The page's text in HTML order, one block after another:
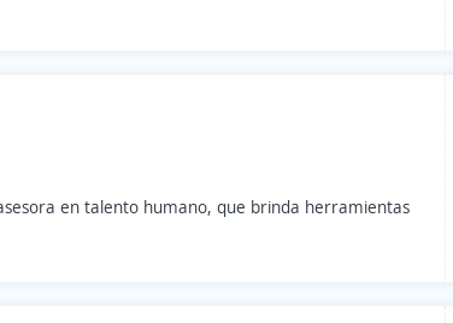
en talento humano, que brinda herramientas